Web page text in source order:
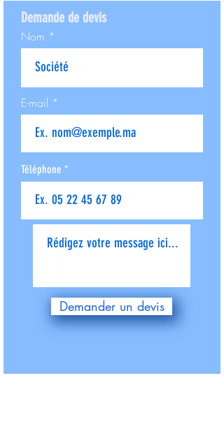
Demande de devis
Nom
E-mail
Téléphone
Demander un devis